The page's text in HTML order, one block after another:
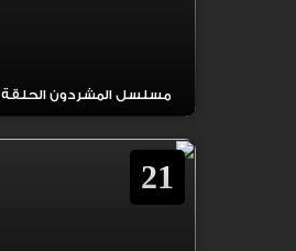
مسلسل المشردون الحلقة 22 مترجمة
21